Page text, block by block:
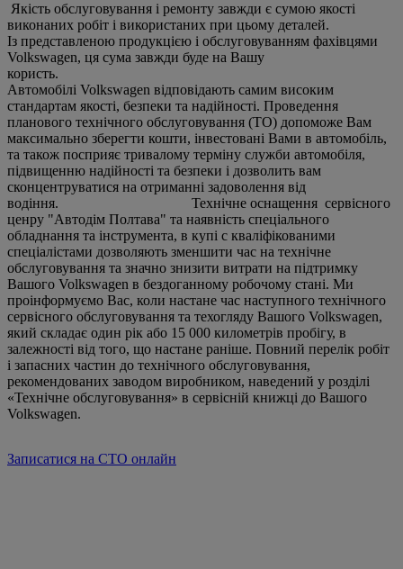
Якість обслуговування і ремонту завжди є сумою якості
виконаних робіт і використаних при цьому деталей.
Із представленою продукцією і обслуговуванням фахівцями
Volkswagen, ця сума завжди буде на Вашу
Автомобілі Volkswagen відповідають самим високим
стандартам якості, безпеки та надійності. Проведення
планового технічного обслуговування (ТО) допоможе Вам
максимально зберегти кошти, інвестовані Вами в автомобіль,
та також посприяє тривалому терміну служби автомобіля,
підвищенню надійності та безпеки і дозволить вам
сконцентруватися на отриманні задоволення від
водіння. Технічне оснащення сервісного
ценру "Автодім Полтава" та наявність спеціального
обладнання та інструмента, в купі с кваліфікованими
спеціалістами дозволяють зменшити час на технічне
обслуговування та значно знизити витрати на підтримку
Вашого Volkswagen в бездоганному робочому стані. Ми
проінформуємо Вас, коли настане час наступного технічного
сервісного обслуговування та техогляду Вашого Volkswagen,
який складає один рік або 15 000 километрів пробігу, в
залежності від того, що настане раніше. Повний перелік робіт
і запасних частин до технічного обслуговування,
рекомендованих заводом виробником, наведений у розділі
«Технічне обслуговування» в сервісній книжці до Вашого
Volkswagen.
Записатися на СТО онлайн